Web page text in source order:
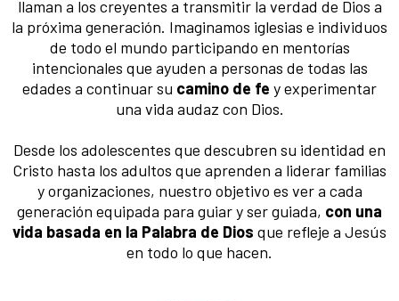
llaman a los creyentes a transmitir la verdad de Dios a
la próxima generación. Imaginamos iglesias e individuos
de todo el mundo participando en mentorías
intencionales que ayuden a personas de todas las
edades a continuar su camino de fe y experimentar
una vida audaz con Dios.
Desde los adolescentes que descubren su identidad en
Cristo hasta los adultos que aprenden a liderar familias
y organizaciones, nuestro objetivo es ver a cada
generación equipada para guiar y ser guiada, con una
vida basada en la Palabra de Dios que refleje a Jesús
en todo lo que hacen.